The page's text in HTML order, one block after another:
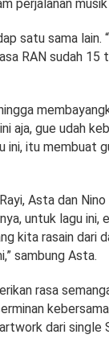
perjalanan musik
satu sama lain.
RAN sudah 15
aja, gue udah
ini, itu membuat
Asta dan
untuk lagu ini,
kita rasain dari
sambung Asta.
rasa
dari single